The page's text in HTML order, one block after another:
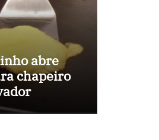
abre
chapeiro